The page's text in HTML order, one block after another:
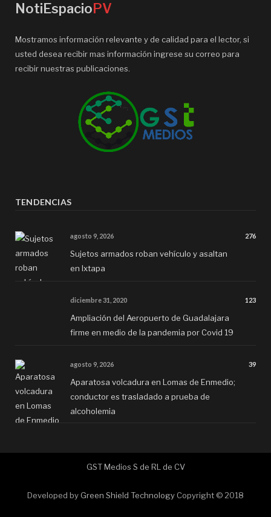
NotiEspacioPV
Mostramos información relevante y de calidad para el lector, si
usted desea recibir mas información ingrese su correo para
recibir nuestras publicaciones.
TENDENCIAS
agosto 9, 2026 276
Sujetos armados roban vehículo y asaltan
en Ixtapa
diciembre 31, 2020 123
Ampliación del Aeropuerto de Guadalajara
firme en medio de la pandemia por Covid 19
agosto 9, 2026 39
Aparatosa volcadura en Lomas de Enmedio;
conductor es trasladado a prueba de
alcoholemia
GST Medios S de RL de CV
Developed by Green Shield Technology Copyright © 2018